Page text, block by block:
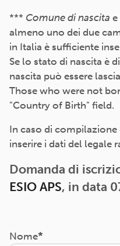
*** Comune di nascita e
almeno uno dei due
in Italia è sufficiente
Se lo stato di nascita è
nascita può essere
Those who were not
"Country of Birth" field.
In caso di compilazione
inserire i dati del legale
Domanda di
ESIO APS, in data
Nome